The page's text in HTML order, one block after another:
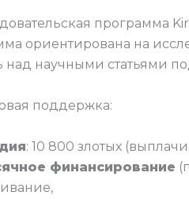
программа
ориентирована на
над научными статьями
поддержка:
: 10 800 злотых
финансирование